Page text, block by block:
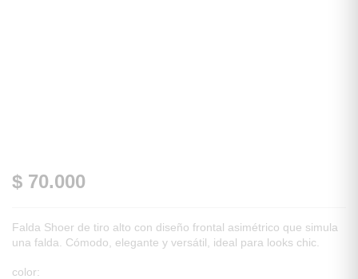
$ 70.000
Falda Shoer de tiro alto con diseño frontal asimétrico que simula
una falda. Cómodo, elegante y versátil, ideal para looks chic.
color: